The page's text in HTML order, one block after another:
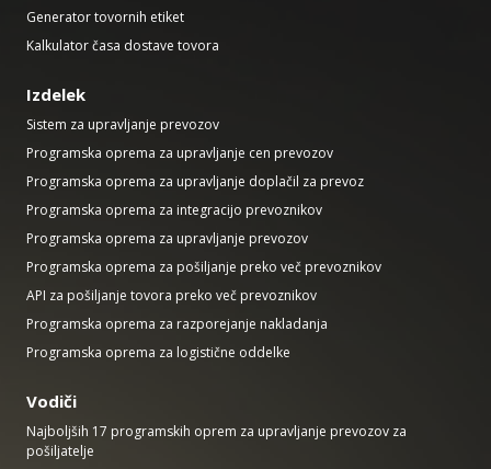
Generator tovornih etiket
Kalkulator časa dostave tovora
Izdelek
Sistem za upravljanje prevozov
Programska oprema za upravljanje cen prevozov
Programska oprema za upravljanje doplačil za prevoz
Programska oprema za integracijo prevoznikov
Programska oprema za upravljanje prevozov
Programska oprema za pošiljanje preko več prevoznikov
API za pošiljanje tovora preko več prevoznikov
Programska oprema za razporejanje nakladanja
Programska oprema za logistične oddelke
Vodiči
Najboljših 17 programskih oprem za upravljanje prevozov za
pošiljatelje